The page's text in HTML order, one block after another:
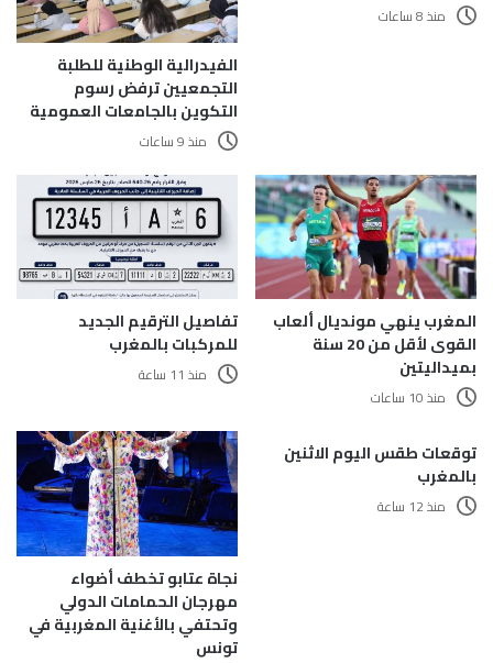
منذ 8 ساعات
الفيدرالية الوطنية للطلبة
التجمعيين ترفض رسوم
التكوين بالجامعات العمومية
منذ 9 ساعات
المغرب ينهي مونديال ألعاب
القوى لأقل من 20 سنة
بميداليتين
منذ 10 ساعات
تفاصيل الترقيم الجديد
للمركبات بالمغرب
منذ 11 ساعة
توقعات طقس اليوم الاثنين
بالمغرب
منذ 12 ساعة
نجاة عتابو تخطف أضواء
مهرجان الحمامات الدولي
وتحتفي بالأغنية المغربية في
تونس